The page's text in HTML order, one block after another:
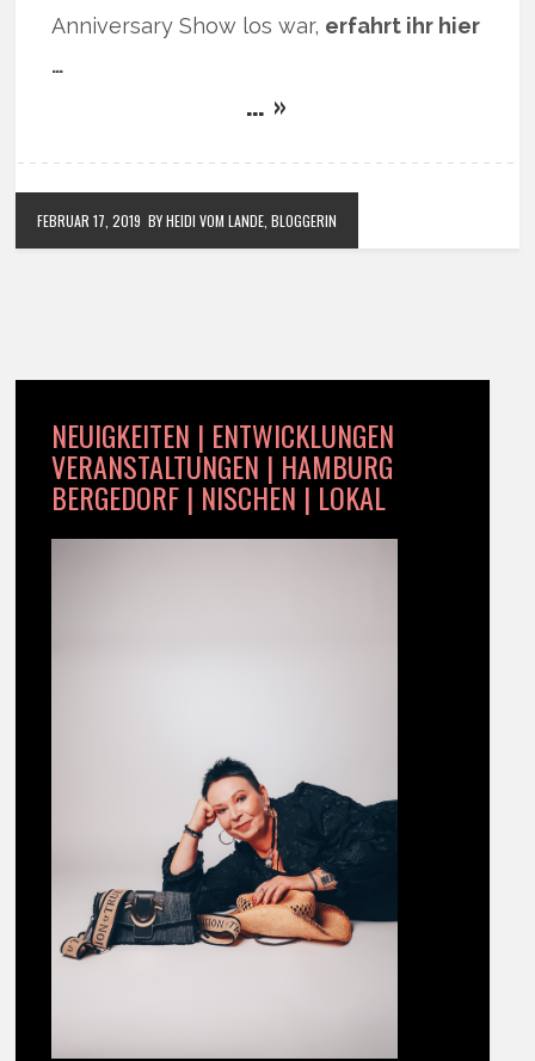
Anniversary Show los war, erfahrt ihr hier
…
… »
FEBRUAR 17, 2019 BY HEIDI VOM LANDE, BLOGGERIN
NEUIGKEITEN | ENTWICKLUNGEN
VERANSTALTUNGEN | HAMBURG
BERGEDORF | NISCHEN | LOKAL